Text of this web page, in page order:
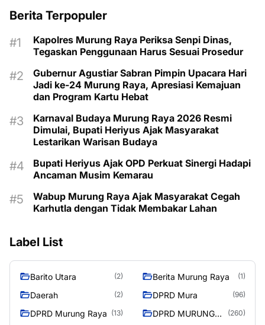
Berita Terpopuler
Kapolres Murung Raya Periksa Senpi Dinas,
Tegaskan Penggunaan Harus Sesuai Prosedur
Gubernur Agustiar Sabran Pimpin Upacara Hari
Jadi ke-24 Murung Raya, Apresiasi Kemajuan
dan Program Kartu Hebat
Karnaval Budaya Murung Raya 2026 Resmi
Dimulai, Bupati Heriyus Ajak Masyarakat
Lestarikan Warisan Budaya
Bupati Heriyus Ajak OPD Perkuat Sinergi Hadapi
Ancaman Musim Kemarau
Wabup Murung Raya Ajak Masyarakat Cegah
Karhutla dengan Tidak Membakar Lahan
Label List
Barito Utara (2) Berita Murung Raya (1)
Daerah (2) DPRD Mura (96)
DPRD Murung Raya (13)
DPRD MURUNG
(260)